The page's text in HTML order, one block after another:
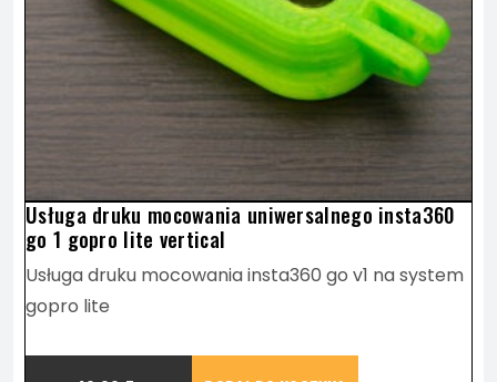
Usługa druku mocowania uniwersalnego insta360
go 1 gopro lite vertical
Usługa druku mocowania insta360 go v1 na system
gopro lite